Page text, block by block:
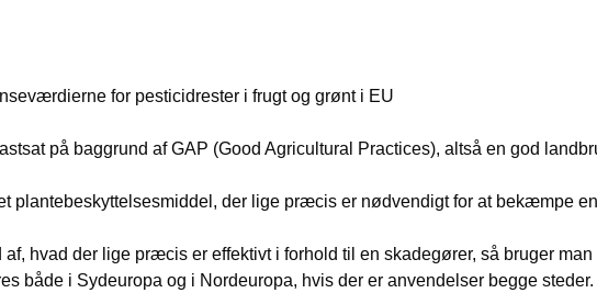
for pesticidrester i frugt og grønt i EU
på baggrund af GAP (Good Agricultural Practices), altså en god
plantebeskyttelsesmiddel, der lige præcis er nødvendigt for at bekæmpe
af, hvad der lige præcis er effektivt i forhold til en skadegører, så bruger
både i Sydeuropa og i Nordeuropa, hvis der er anvendelser begge